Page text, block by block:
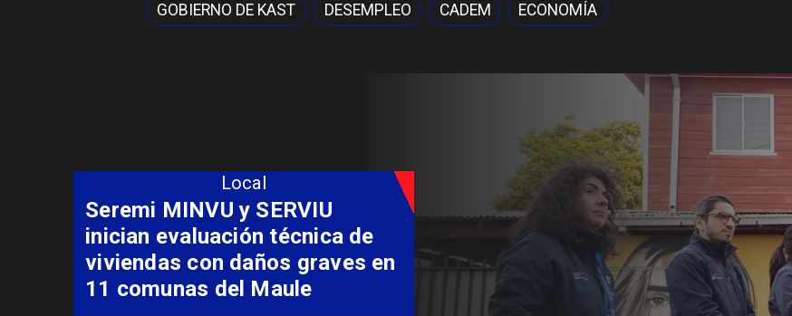
GOBIERNO DE KAST DESEMPLEO CADEM ECONOMÍA
Local
Fondo Orasmi entrega apoyo a
familia de Romeral para
costear alimentación
especializada de niño con
Síndrome de Intestino Corto